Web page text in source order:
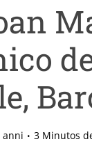
anni 3 Minutos